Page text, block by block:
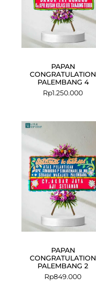
PAPAN
CONGRATULATION
PALEMBANG 4
Rp1.250.000
PAPAN
CONGRATULATION
PALEMBANG 2
Rp849.000